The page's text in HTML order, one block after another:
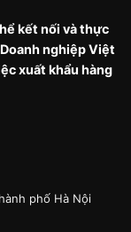
kết nối và thực
nghiệp Việt
xuất khẩu hàng
phố Hà Nội